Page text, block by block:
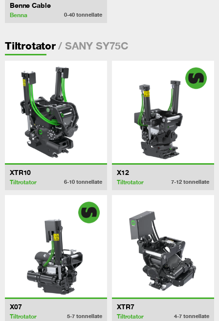
Benne Cable
Benna 0-40 tonnellate
Tiltrotator/ SANY SY75C
XTR10
Tiltrotator 6-10 tonnellate
X12
Tiltrotator 7-12 tonnellate
X07
Tiltrotator 5-7 tonnellate
XTR7
Tiltrotator 4-7 tonnellate